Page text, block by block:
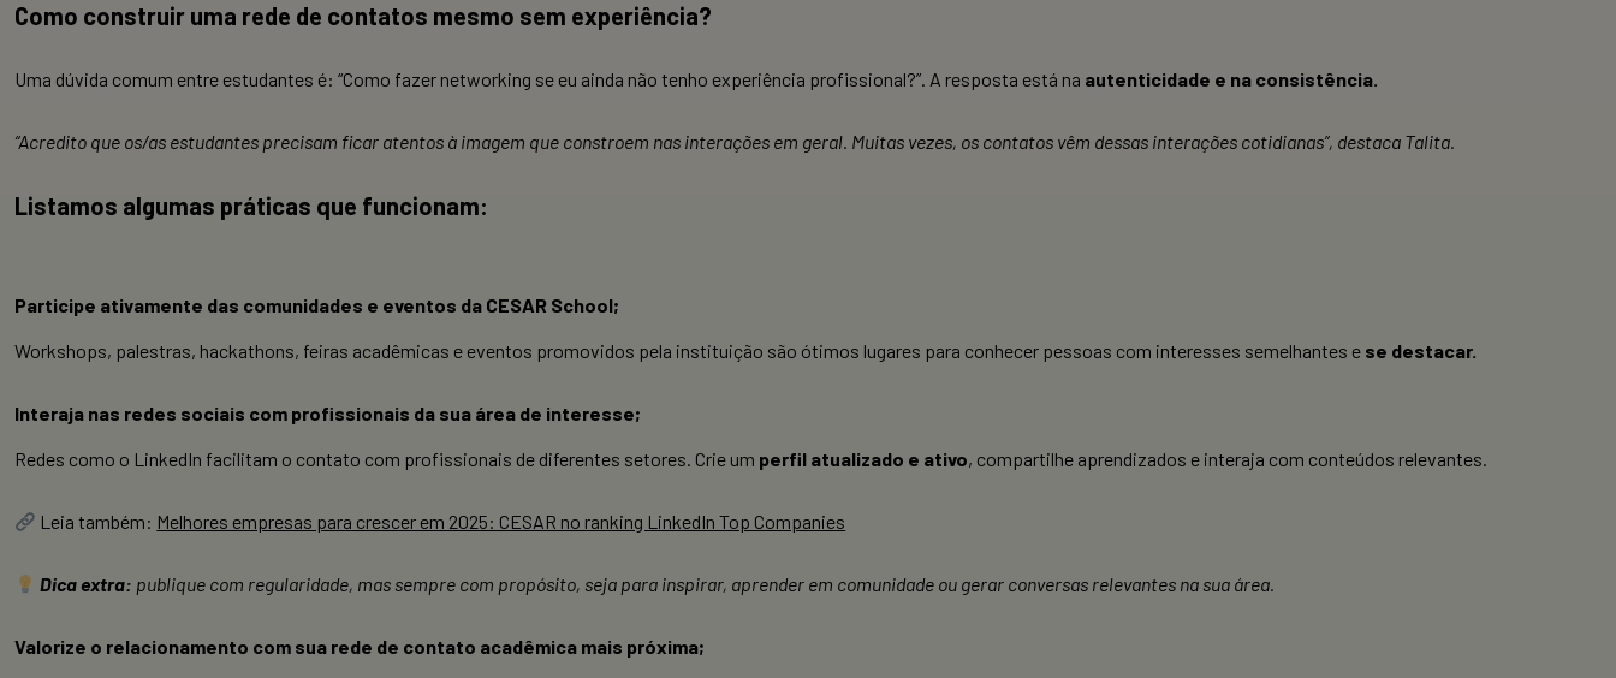
Como construir uma rede de contatos mesmo sem experiência?
Uma dúvida comum entre estudantes é: “Como fazer networking se eu ainda não tenho experiência profissional?”. A resposta está na autenticidade e na consistência.
“Acredito que os/as estudantes precisam ficar atentos à imagem que constroem nas interações em geral. Muitas vezes, os contatos vêm dessas interações cotidianas”, destaca Talita.
Listamos algumas práticas que funcionam:
Participe ativamente das comunidades e eventos da CESAR School;
Workshops, palestras, hackathons, feiras acadêmicas e eventos promovidos pela instituição são ótimos lugares para conhecer pessoas com interesses semelhantes e se destacar.
Interaja nas redes sociais com profissionais da sua área de interesse;
Redes como o LinkedIn facilitam o contato com profissionais de diferentes setores. Crie um perfil atualizado e ativo, compartilhe aprendizados e interaja com conteúdos relevantes.
Leia também: Melhores empresas para crescer em 2025: CESAR no ranking LinkedIn Top Companies
Dica extra: publique com regularidade, mas sempre com propósito, seja para inspirar, aprender em comunidade ou gerar conversas relevantes na sua área.
Valorize o relacionamento com sua rede de contato acadêmica mais próxima;